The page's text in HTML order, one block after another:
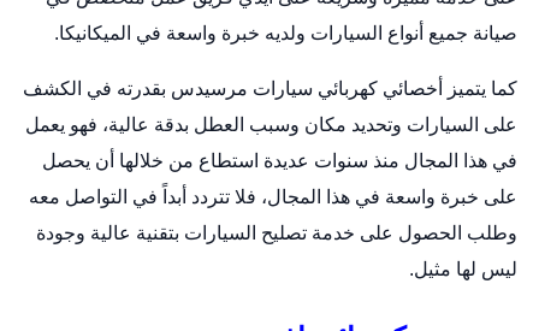
صيانة جميع أنواع السيارات ولديه خبرة واسعة في الميكانيكا.
كما يتميز أخصائي كهربائي سيارات مرسيدس بقدرته في الكشف
على السيارات وتحديد مكان وسبب العطل بدقة عالية، فهو يعمل
في هذا المجال منذ سنوات عديدة استطاع من خلالها أن يحصل
على خبرة واسعة في هذا المجال، فلا تتردد أبداً في التواصل معه
وطلب الحصول على خدمة تصليح السيارات بتقنية عالية وجودة
ليس لها مثيل.